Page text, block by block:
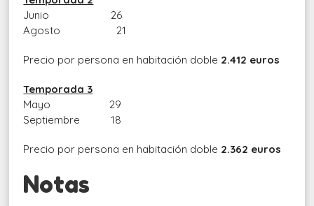
Junio 26
Agosto 21
Precio por persona en habitación doble 2.412 euros
Temporada 3
Mayo 29
Septiembre 18
Precio por persona en habitación doble 2.362 euros
Notas